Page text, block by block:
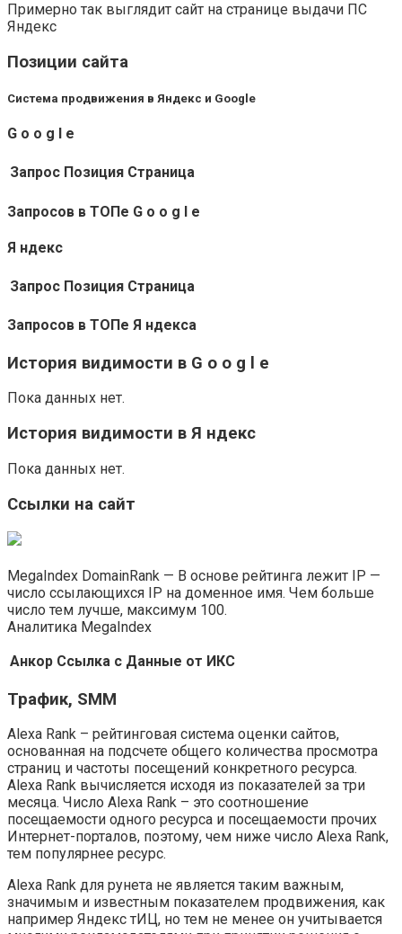
Примерно так выглядит сайт на странице выдачи ПС
Яндекс
Позиции сайта
Система продвижения в Яндекс и Google
G o o g l e
Запрос Позиция Страница
Запросов в ТОПе G o o g l e
Я ндекс
Запрос Позиция Страница
Запросов в ТОПе Я ндекса
История видимости в G o o g l e
Пока данных нет.
История видимости в Я ндекс
Пока данных нет.
Ссылки на сайт
MegaIndex DomainRank — В основе рейтинга лежит IP —
число ссылающихся IP на доменное имя. Чем больше
число тем лучше, максимум 100.
Аналитика MegaIndex
Анкор Ссылка с Данные от ИКС
Трафик, SMM
Alexa Rank – рейтинговая система оценки сайтов,
основанная на подсчете общего количества просмотра
страниц и частоты посещений конкретного ресурса.
Alexa Rank вычисляется исходя из показателей за три
месяца. Число Alexa Rank – это соотношение
посещаемости одного ресурса и посещаемости прочих
Интернет-порталов, поэтому, чем ниже число Alexa Rank,
тем популярнее ресурс.
Alexa Rank для рунета не является таким важным,
значимым и известным показателем продвижения, как
например Яндекс тИЦ, но тем не менее он учитывается